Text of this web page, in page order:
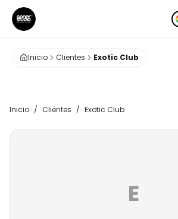
Inicio Clientes Exotic Club
Inicio / Clientes / Exotic Club
E